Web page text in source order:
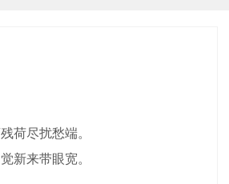
荷尽扰愁端。
新来带眼宽。